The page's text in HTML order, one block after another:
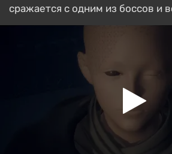
сражается с одним из боссов и